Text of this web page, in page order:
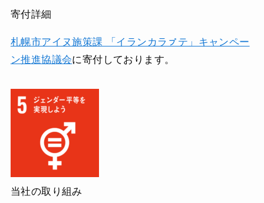
寄付詳細
札幌市アイヌ施策課 「イランカラㇷ゚テ」キャンペー
ン推進協議会に寄付しております。
当社の取り組み